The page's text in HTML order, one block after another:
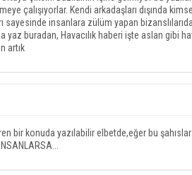
çalışıyorlar. Kendi arkadaşları dışında
sayesinde insanlara zülüm yapan
yaz buradan, Havacılık haberi işte aslan gibi
artık
bir konuda yazılabilir elbetde,eğer bu şahıslar